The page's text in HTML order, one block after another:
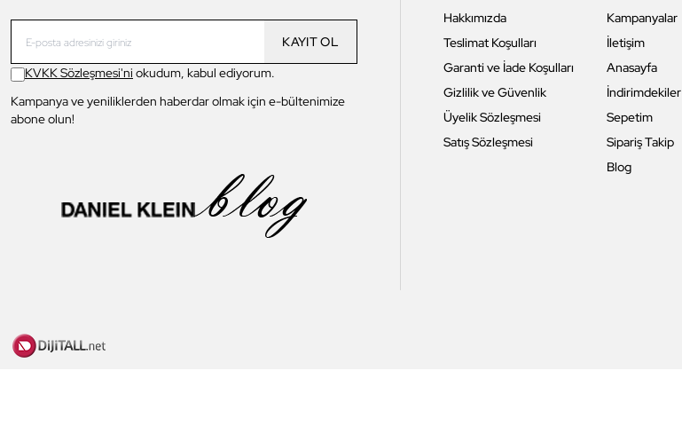
KAYIT OL
KVKK Sözleşmesi'ni okudum, kabul ediyorum.
Kampanya ve yeniliklerden haberdar olmak için e-bültenimize
abone olun!
Hakkımızda
Teslimat Koşulları
Garanti ve İade Koşulları
Gizlilik ve Güvenlik
Üyelik Sözleşmesi
Satış Sözleşmesi
Kampanyalar
İletişim
Anasayfa
İndirimdekiler
Sepetim
Sipariş Takip
Blog